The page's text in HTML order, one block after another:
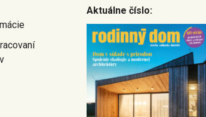
Aktuálne číslo: